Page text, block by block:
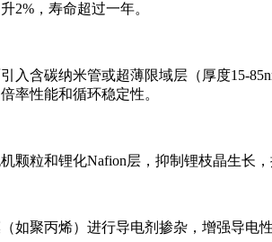
2%，寿命超过一年。
入含碳纳米管或超薄限域层（厚度15-
率性能和循环稳定性。
颗粒和锂化Nafion层，抑制锂枝晶生长
如聚丙烯）进行导电剂掺杂，增强导电